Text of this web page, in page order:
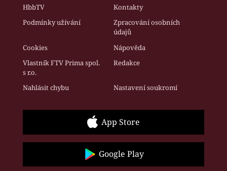
HbbTV
Kontakty
Podmínky užívání
Zpracování osobních
údajů
Cookies
Nápověda
Vlastník FTV Prima spol.
s r.o.
Redakce
Nahlásit chybu Nastavení soukromí
App Store
Google Play